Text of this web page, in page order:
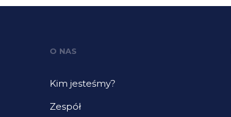
O NAS
Kim jesteśmy?
Zespół